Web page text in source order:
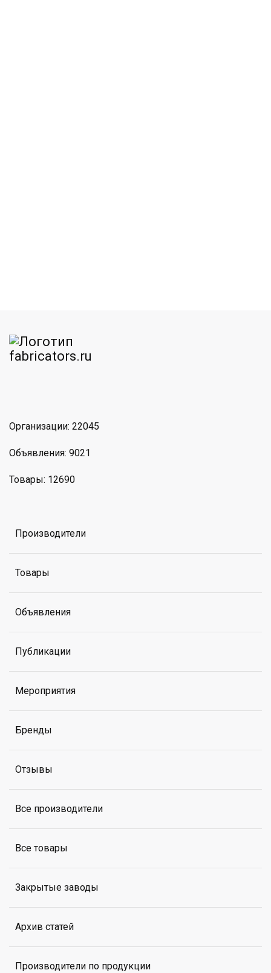
Организации: 22045
Объявления: 9021
Товары: 12690
Производители
Товары
Объявления
Публикации
Мероприятия
Бренды
Отзывы
Все производители
Все товары
Закрытые заводы
Архив статей
Производители по продукции